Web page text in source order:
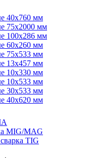
40х760 мм
75х2000 мм
100х286 мм
60х260 мм
75х533 мм
13х457 мм
10х330 мм
10х533 мм
30х533 мм
40х620 мм
MIG/MAG
TIG